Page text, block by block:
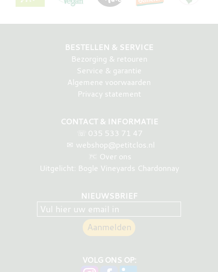
BESTELLEN & SERVICE
Bezorging & retouren
Service & garantie
Algemene voorwaarden
Privacy statement
CONTACT & INFORMATIE
☏ 035 533 71 47
✉ webshop@petitclos.nl
Over ons
Uitgelicht: Bogle Vineyards Chardonnay
NIEUWSBRIEF
VOLG ONS OP: